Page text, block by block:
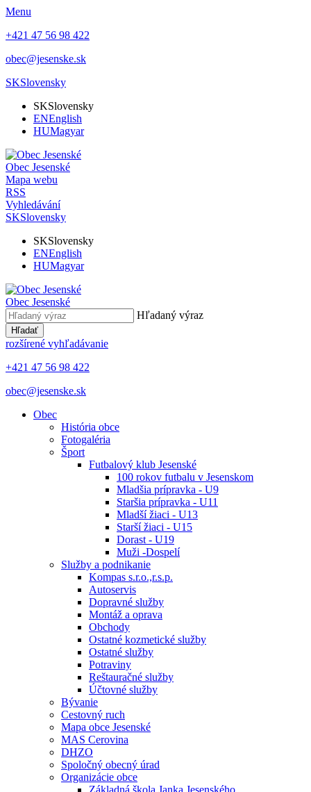
Menu
+421 47 56 98 422
obec@jesenske.sk
SKSlovensky
SKSlovensky
ENEnglish
HUMagyar
Obec Jesenské
Mapa webu
RSS
Vyhledávání
SKSlovensky
SKSlovensky
ENEnglish
HUMagyar
Obec Jesenské
Hľadaný výraz
Hľadať
rozšírené vyhľadávanie
+421 47 56 98 422
obec@jesenske.sk
Obec
História obce
Fotogaléria
Šport
Futbalový klub Jesenské
100 rokov futbalu v Jesenskom
Mladšia prípravka - U9
Staršia prípravka - U11
Mladší žiaci - U13
Starší žiaci - U15
Dorast - U19
Muži -Dospelí
Služby a podnikanie
Kompas s.r.o.,r.s.p.
Autoservis
Dopravné služby
Montáž a oprava
Obchody
Ostatné kozmetické služby
Ostatné služby
Potraviny
Reštauračné služby
Účtovné služby
Bývanie
Cestovný ruch
Mapa obce Jesenské
MAS Cerovina
DHZO
Spoločný obecný úrad
Organizácie obce
Základná škola Janka Jesenského